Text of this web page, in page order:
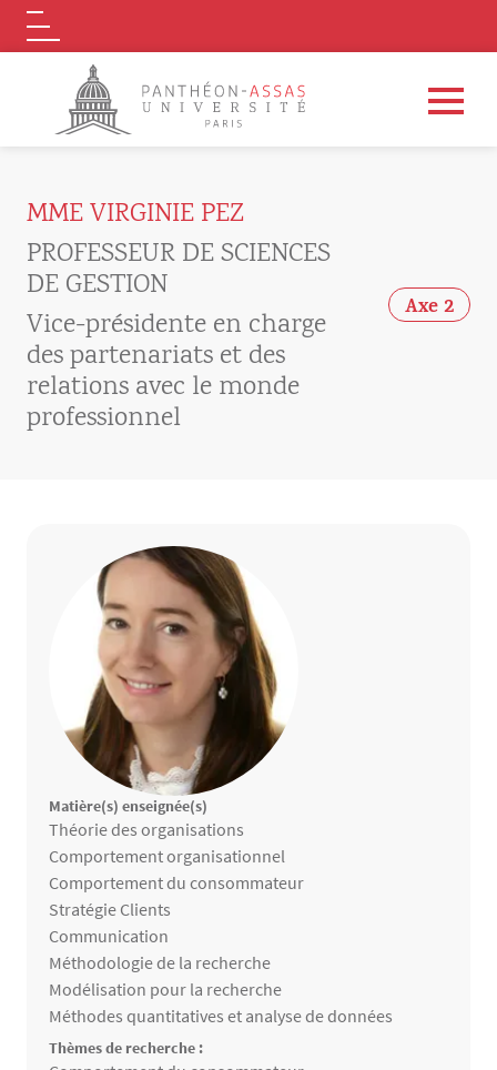
Logo
MME VIRGINIE PEZ
PROFESSEUR DE SCIENCES
DE GESTION
Vice-présidente en charge
des partenariats et des
relations avec le monde
professionnel
Axe 2
Matière(s) enseignée(s)
Matières enseignées
Théorie des organisations
Comportement organisationnel
Comportement du consommateur
Stratégie Clients
Communication
Méthodologie de la recherche
Modélisation pour la recherche
Méthodes quantitatives et analyse de données
Thèmes de recherche :